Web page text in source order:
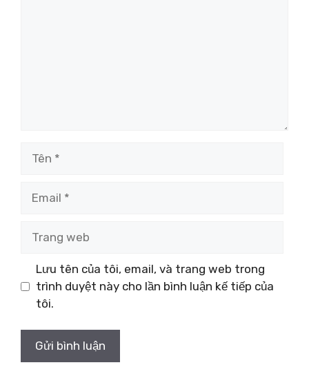
web
Lưu tên của tôi, email, và trang web trong
trình duyệt này cho lần bình luận kế tiếp của
tôi.